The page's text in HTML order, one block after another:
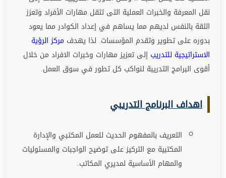
نقل المعرفة والخبرات العملية التى تثقل مهارات الأفراد وتعزز
الثقة بالنفس لديهم مما يساهم في إعداد الكوادر مما يعود
بدوره على تطوير وتقدم المؤسسات. لذا يهدف مركز الرؤية
الاستراتيجية للتدريب إلى تعزيز مهارات وخبرات الافراد من خلال
أقوى البرامج التدريبة لنواكب كل تطور في سوق العمل.
اهداف البرنامج التدريبي
التعريف بالمفهوم الحديث للعمل المكتبي والإدارة
المكتبية مع التركيز على توضيح الواجبات والمسئوليات
والمهام الأساسية لمديري المكاتب.